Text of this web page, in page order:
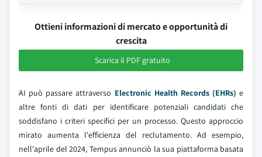
Ottieni informazioni di mercato e opportunità di
crescita
Scarica il PDF gratuito
AI può passare attraverso Electronic Health Records (EHRs) e
altre fonti di dati per identificare potenziali candidati che
soddisfano i criteri specifici per un processo. Questo approccio
mirato aumenta l'efficienza del reclutamento. Ad esempio,
nell'aprile del 2024, Tempus annunciò la sua piattaforma basata